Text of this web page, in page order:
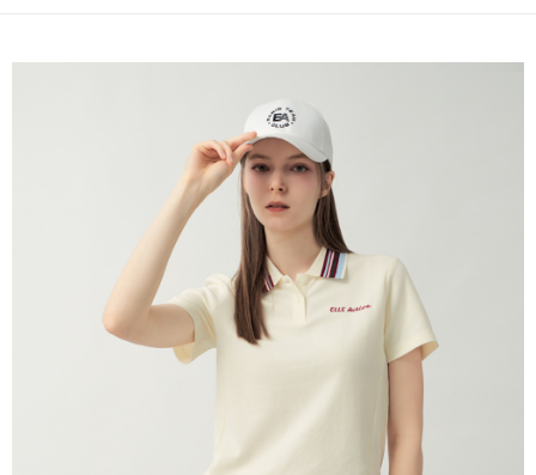
付款後萊爾富取貨
每筆NT$60，滿NT$1,500(含以上)免運費
每筆NT$60，滿NT$1,500(含以上)免運費
每筆NT$90，滿NT$1,500(含以上)免運費